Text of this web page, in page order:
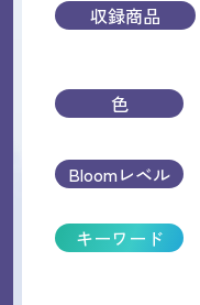
収録商品
色
Bloomレベル
キーワード